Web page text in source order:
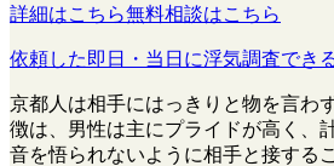
詳細はこちら無料相談はこちら
依頼した即日・当日に浮気調査でき
京都人は相手にはっきりと物を言わ
徴は、男性は主にプライドが高く、
音を悟られないように相手と接する